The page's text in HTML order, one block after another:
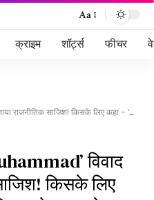
Aa
क्राइम शॉर्ट्स फीचर
साजिश! किसके लिए कहा – ‘आज हाथ में संविधान लेकर घूमते…’
विवाद
किसके लिए